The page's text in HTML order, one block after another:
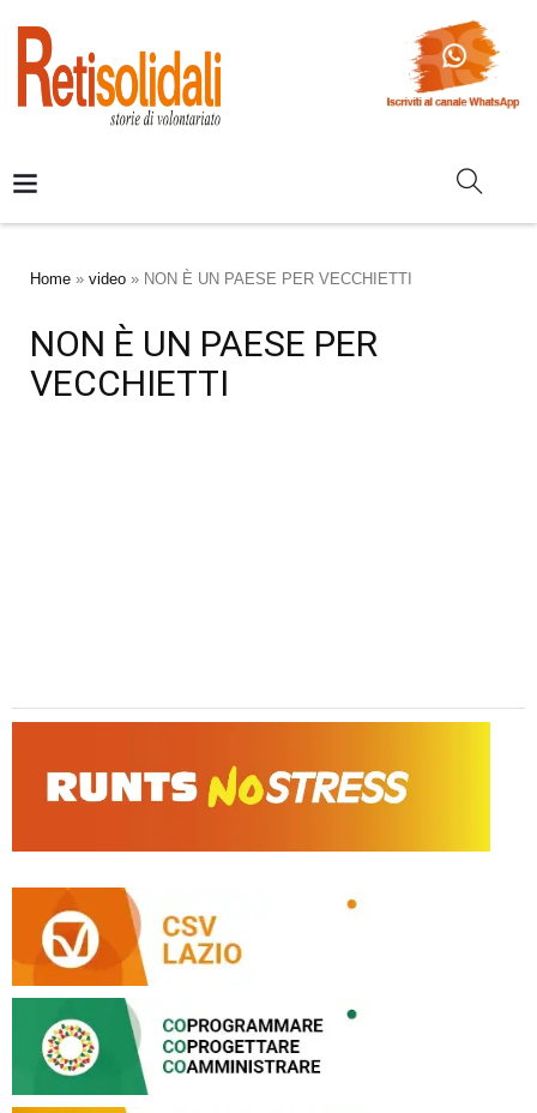
Home » video » NON È UN PAESE PER VECCHIETTI
NON È UN PAESE PER
VECCHIETTI